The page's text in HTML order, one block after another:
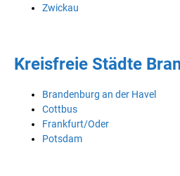
Zwickau
Kreisfreie Städte
Brandenburg an der Havel
Cottbus
Frankfurt/Oder
Potsdam